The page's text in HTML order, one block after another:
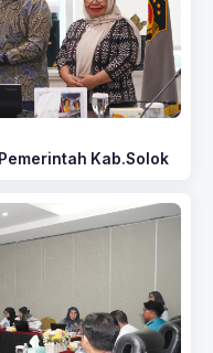
Kab.Solok